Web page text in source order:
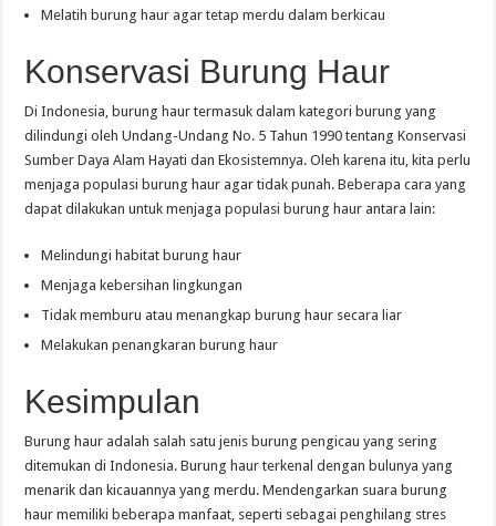
Melatih burung haur agar tetap merdu dalam berkicau
Konservasi Burung Haur
Di Indonesia, burung haur termasuk dalam kategori burung yang
dilindungi oleh Undang-Undang No. 5 Tahun 1990 tentang Konservasi
Sumber Daya Alam Hayati dan Ekosistemnya. Oleh karena itu, kita perlu
menjaga populasi burung haur agar tidak punah. Beberapa cara yang
dapat dilakukan untuk menjaga populasi burung haur antara lain:
Melindungi habitat burung haur
Menjaga kebersihan lingkungan
Tidak memburu atau menangkap burung haur secara liar
Melakukan penangkaran burung haur
Kesimpulan
Burung haur adalah salah satu jenis burung pengicau yang sering
ditemukan di Indonesia. Burung haur terkenal dengan bulunya yang
menarik dan kicauannya yang merdu. Mendengarkan suara burung
haur memiliki beberapa manfaat, seperti sebagai penghilang stres